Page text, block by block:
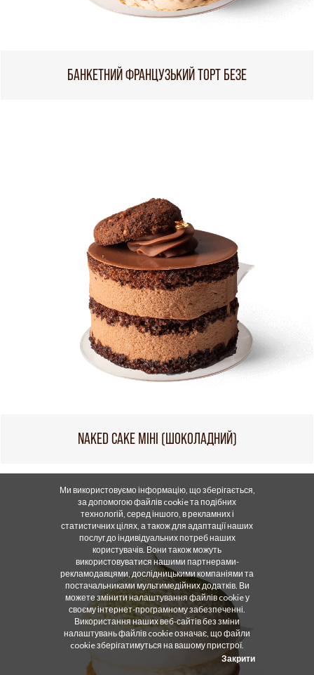
БАНКЕТНИЙ ФРАНЦУЗЬКИЙ ТОРТ БЕЗЕ
NAKED CAKE МІНІ (ШОКОЛАДНИЙ)
Ми використовуємо інформацію, що зберігається,
за допомогою файлів cookie та подібних
технологій, серед іншого, в рекламних і
статистичних цілях, а також для адаптації наших
послуг до індивідуальних потреб наших
користувачів. Вони також можуть
використовуватися нашими партнерами-
рекламодавцями, дослідницькими компаніями та
постачальниками мультимедійних додатків. Ви
можете змінити налаштування файлів cookie у
своєму інтернет-програмному забезпеченні.
Використання наших веб-сайтів без зміни
налаштувань файлів cookie означає, що файли
cookie зберігатимуться на вашому пристрої.
Закрити